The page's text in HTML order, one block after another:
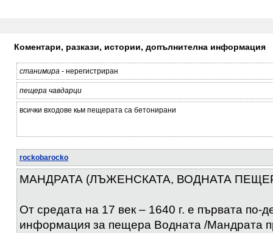
Коментари, разкази, истории, допълнителна информация
станимира - нерегистриран
пещера чавдарци
всички входове кьм пещерата са бетонирани
rockobarocko
МАНДРАТА (ЛЪЖЕНСКАТА, ВОДНАТА
От средата на 17 век – 1640 г. е първата по-
информация за пещера Водната /Мандрата